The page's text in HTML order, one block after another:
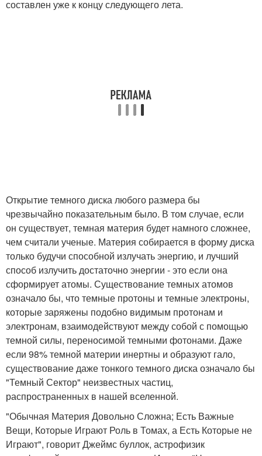
составлен уже к концу следующего лета.
Открытие темного диска любого размера бы
чрезвычайно показательным было. В том случае, если
он существует, темная материя будет намного сложнее,
чем считали ученые. Материя собирается в форму диска
только будучи способной излучать энергию, и лучший
способ излучить достаточно энергии - это если она
сформирует атомы. Существование темных атомов
означало бы, что темные протоны и темные электроны,
которые заряжены подобно видимым протонам и
электронам, взаимодействуют между собой с помощью
темной силы, переносимой темными фотонами. Даже
если 98% темной материи инертны и образуют гало,
существование даже тонкого темного диска означало бы
"Темный Сектор" неизвестных частиц,
распространенных в нашей вселенной.
"Обычная Материя Довольно Сложна; Есть Важные
Вещи, Которые Играют Роль в Томах, а Есть Которые не
Играют", говорит Джеймс буллок, астрофизик